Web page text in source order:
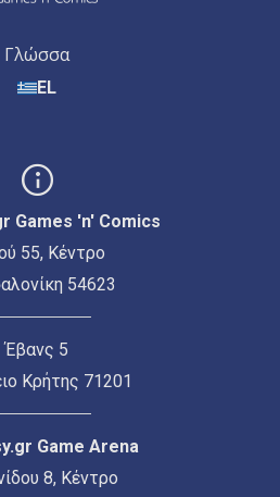
Γλώσσα
EL
Games 'n' Comics
55, Κέντρο
54623
Έβανς 5
Κρήτης 71201
Game Arena
8, Κέντρο